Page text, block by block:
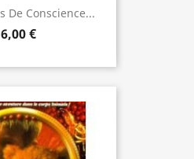
De Conscience...
6,00 €